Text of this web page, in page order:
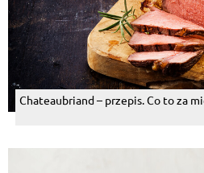
Chateaubriand – przepis. Co to za